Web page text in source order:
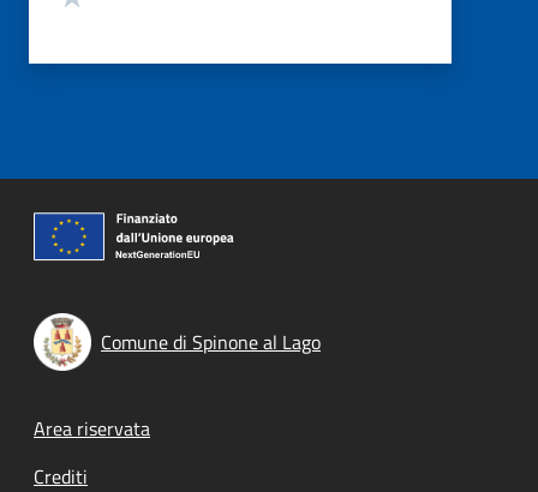
Comune di Spinone al Lago
Footer menu
Area riservata
Crediti